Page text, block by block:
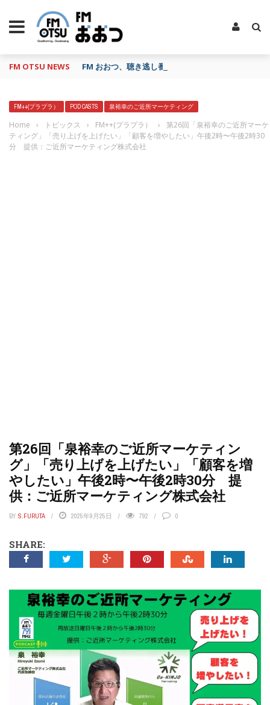
FM OTSU NEWS FM おおつ、聴き逃し番組配信サービス「shelfs」
FM++(プラプラ） POD CASTS 泉裕幸のご近所マーケティング
Home › トピックス › FM++(プラプラ） ›
第26回「泉裕幸のご近所マーケ
ティング」「売り上げを上げたい」「顧客を増やしたい」午後2時〜午後2時30
分 提供：ご近所マーケティング株式会社
第26回「泉裕幸のご近所マーケティン
グ」「売り上げを上げたい」「顧客を増
やしたい」午後2時〜午後2時30分 提
供：ご近所マーケティング株式会社
BY S.FURUTA 2025年9月25日 792 0
SHARE: